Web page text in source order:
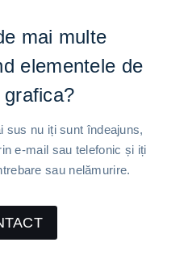
mai multe
elementele de
sus nu iți sunt îndeajuns,
e-mail sau telefonic și iți
sau nelămurire.